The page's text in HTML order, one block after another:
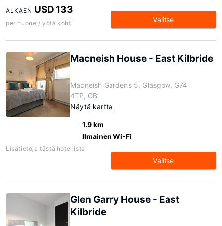
ALKAEN USD 133
per huone / yötä kohti Valitse
Macneish House - East Kilbride
Macneish Gardens 5, Glasgow, G74
4TP, GB
Näytä kartta
1.9 km
Ilmainen Wi-Fi
Lisätietoja tästä hotellista:
Valitse
Glen Garry House - East
Kilbride